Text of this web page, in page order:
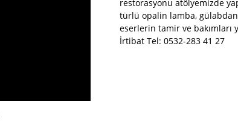
restorasyonu atölyemizde
türlü opalin lamba, gülabdan
eserlerin tamir ve bakımları
İrtibat Tel: 0532-283 41 27